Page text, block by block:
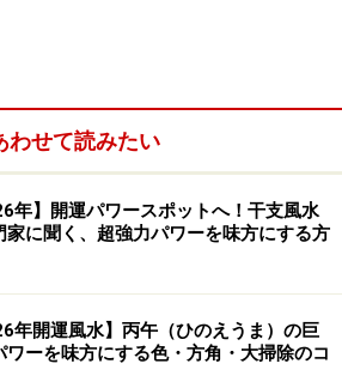
していくかですが、まずデスクは木
長方形のデスクはもっともよい気
す。角が取れているものであれば
りすぎなくても大丈夫。ナチュラ
スクを選んで、自然の力を借りて
わせて読みたい
年】開運パワースポットへ！干支風水
家に聞く、超強力パワーを味方にする方
年開運風水】丙午（ひのえうま）の巨
ワーを味方にする色・方角・大掃除のコ